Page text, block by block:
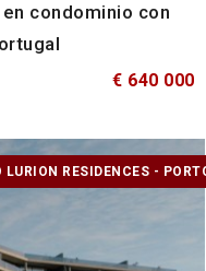
condominio con
€ 640 000
LURION RESIDENCES -